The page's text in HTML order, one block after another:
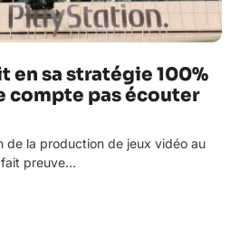
en sa stratégie 100%
compte pas écouter
de la production de jeux vidéo au
preuve…